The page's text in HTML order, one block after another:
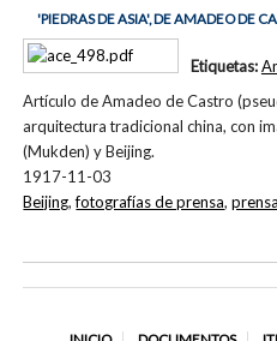
'PIEDRAS DE ASIA', DE AMADEO DE
Artículo de Amadeo de Castro
arquitectura tradicional china, con
(Mukden) y Beijing.
1917-11-03
Etiquetas:
Beijing,fotografías de prensa,